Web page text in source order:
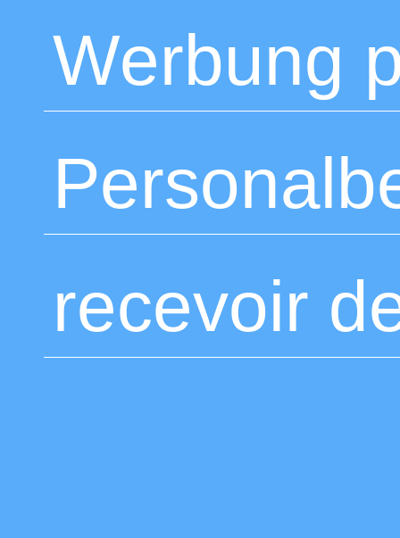
Werbung
recevoir